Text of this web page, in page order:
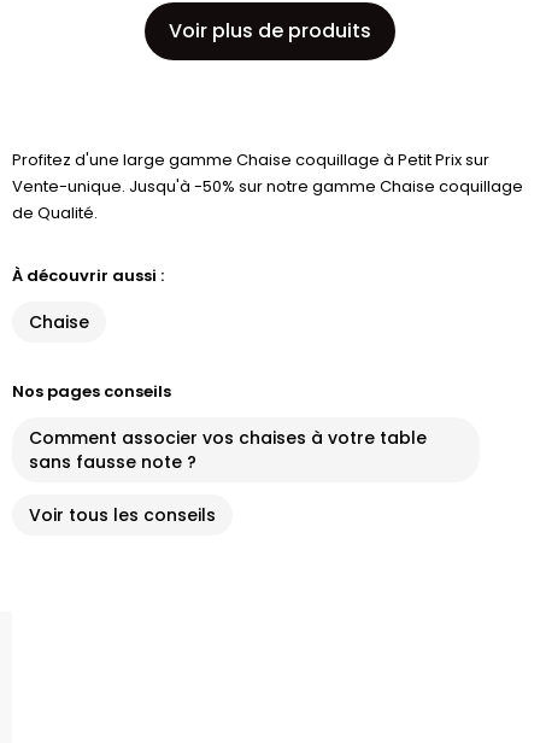
Voir plus de produits
Profitez d'une large gamme Chaise coquillage à Petit Prix sur
Vente-unique. Jusqu'à -50% sur notre gamme Chaise coquillage
de Qualité.
À découvrir aussi :
Chaise
Nos pages conseils
Comment associer vos chaises à votre table
sans fausse note ?
Voir tous les conseils